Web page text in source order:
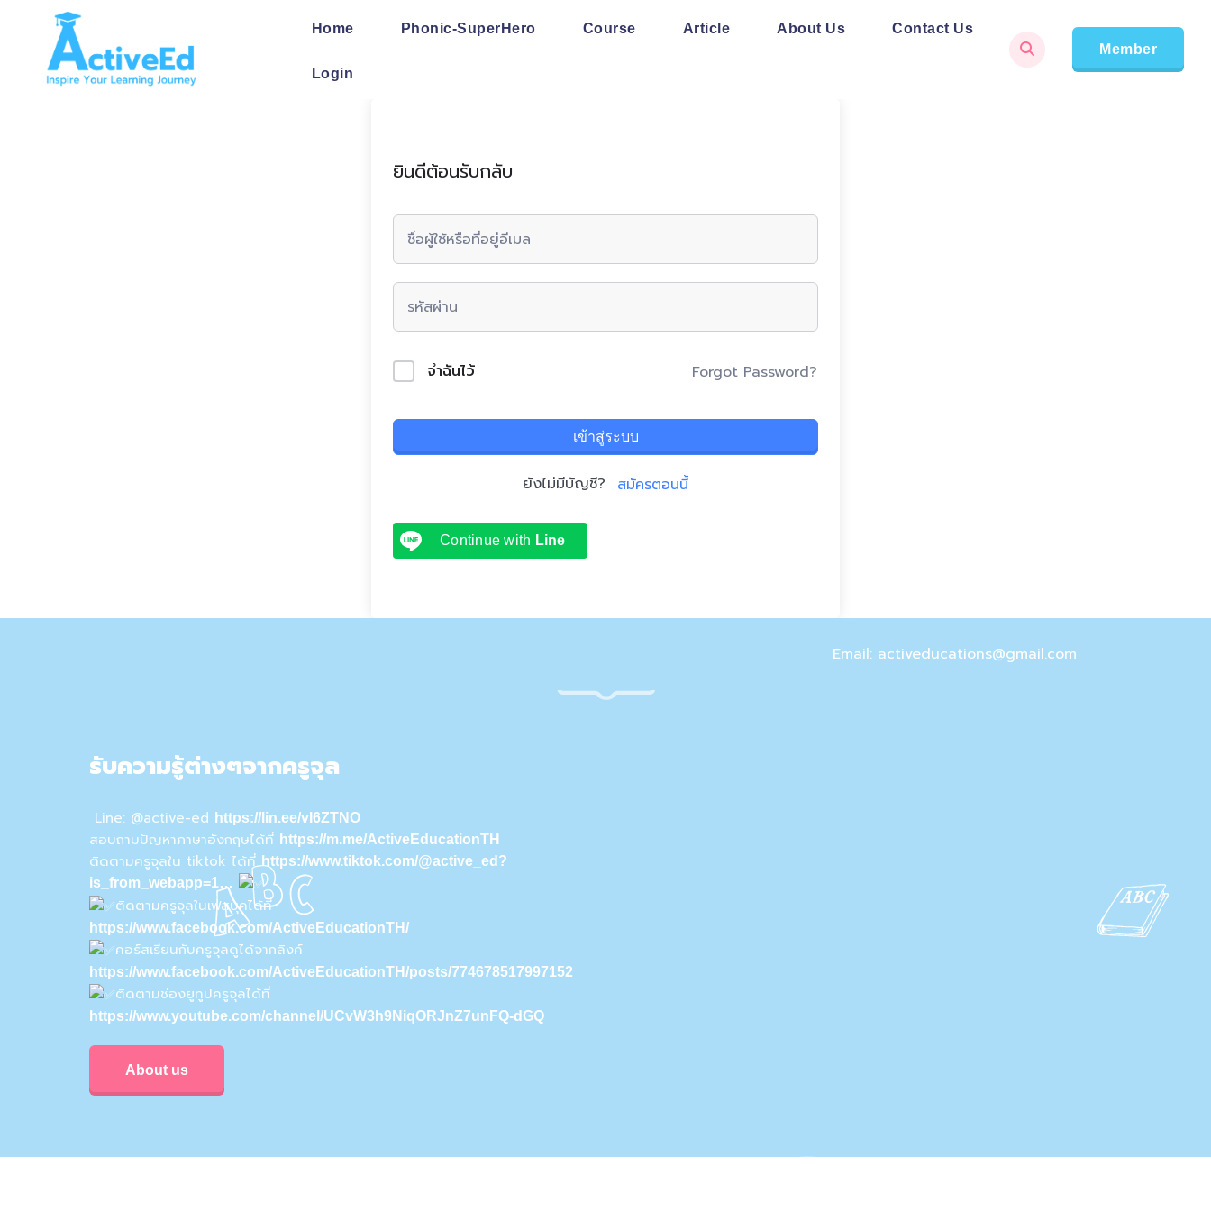
content
Home Phonic-SuperHero Course Article About Us Contact Us
Login
Member
ยินดีต้อนรับกลับ
จำฉันไว้ Forgot Password?
เข้าสู่ระบบ
ยังไม่มีบัญชี? สมัครตอนนี้
Continue with Line
Email: activeducations@gmail.com
รับความรู้ต่างๆจากครูจุล
Line: @active-ed https://lin.ee/vI6ZTNO
สอบถามปัญหาภาษาอังกฤษได้ที่ https://m.me/ActiveEducationTH
ติดตามครูจุลใน tiktok ได้ที่https://www.tiktok.com/@active_ed?
is_from_webapp=1…
ติดตามครูจุลในเฟสบุคได้ที่
https://www.facebook.com/ActiveEducationTH/
คอร์สเรียนกับครูจุลดูได้จากลิงค์
https://www.facebook.com/ActiveEducationTH/posts/774678517997152
ติดตามช่องยูทูปครูจุลได้ที่
https://www.youtube.com/channel/UCvW3h9NiqORJnZ7unFQ-dGQ
About us